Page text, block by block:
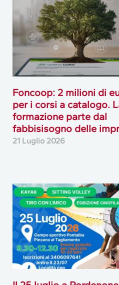
Foncoop: 2 milioni di
per i corsi a catalogo.
formazione parte dal
fabbisisogno delle
21 Luglio 2026